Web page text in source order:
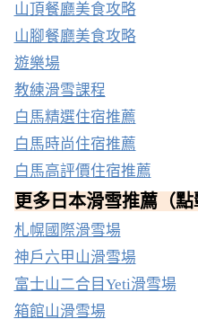
山頂餐廳美食攻略
山腳餐廳美食攻略
遊樂場
教練滑雪課程
白馬精選住宿推薦
白馬時尚住宿推薦
白馬高評價住宿推薦
更多日本滑雪推薦（點
札幌國際滑雪場
神戶六甲山滑雪場
富士山二合目Yeti滑雪場
箱館山滑雪場